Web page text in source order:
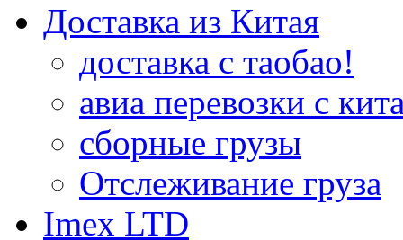
Доставка из Китая
доставка с таобао!
авиа перевозки с
сборные грузы
Отслеживание груза
Imex LTD